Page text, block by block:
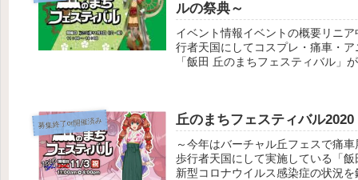
ルの祭典～
イベント情報イベントの概要リニ
行者天国にしてコスプレ・痛車・
「飯田 丘のまちフェスティバル」
募集終了or開催済み 丘のまちフェスティバル2020
～今年はバーチャル丘フェスで痛
歩行者天国にして実施している「
新型コロナウイルス感染症の状況